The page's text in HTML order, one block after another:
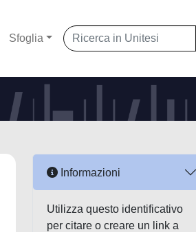
Sfoglia
Informazioni
Utilizza questo identificativo
per citare o creare un link a